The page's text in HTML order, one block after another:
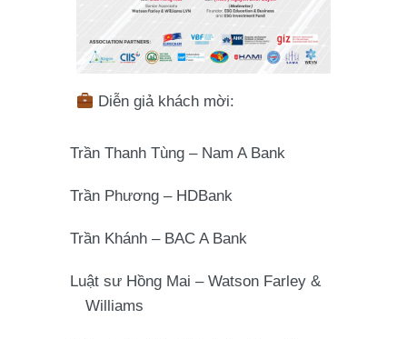
Diễn giả khách mời:
Trần Thanh Tùng – Nam A Bank
Trần Phương – HDBank
Trần Khánh – BAC A Bank
Luật sư Hồng Mai – Watson Farley &
Williams